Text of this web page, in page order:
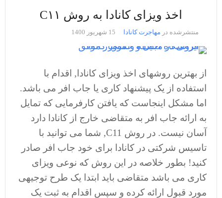
اخذ ویزای کانادا به روش C۱۱
منتشرشده در مهاجرت کانادا 15 شهریور 1400
از بهترین روشهای اخذ ویزای کانادا, اقدام با
استفاده از یک پیشنهاد کاری یا جاب افر می باشد.
اما مشکل اینجاست که یافتن کارفرمایی که تمایل
به ارائه جاب افر به متقاضی خارج از کانادا دارد
آسان نیست. در روش C11, شما می توانید با
تاسیس شرکتی در کانادا برای خود جاب افر صادر
کنید! بطور خلاصه در این روش که نوعی ویزای
کاری می باشد متقاضی باید ابتدا یک طرح توجیهی
مورد قبول ارائه کرده و سپس اقدام به ثبت یک